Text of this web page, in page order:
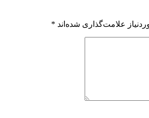
علامت‌گذاری شده‌اند *